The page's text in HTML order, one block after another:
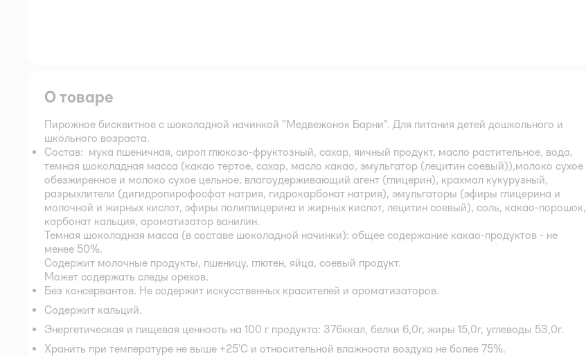
О товаре
Пирожное бисквитное с шоколадной начинкой "Медвежонок Барни". Для питания детей дошкольного и
школьного возраста.
Cостав: мука пшеничная, сироп глюкозо-фруктозный, сахар, яичный продукт, масло растительное, вода,
темная шоколадная масса (какао тертое, сахар, масло какао, эмульгатор (лецитин соевый)),молоко сухое
обезжиренное и молоко сухое цельное, влагоудерживающий агент (глицерин), крахмал кукурузный,
разрыхлители (дигидропирофосфат натрия, гидрокарбонат натрия), эмульгаторы (эфиры глицерина и
молочной и жирных кислот, эфиры полиглицерина и жирных кислот, лецитин соевый), соль, какао-порошок,
карбонат кальция, ароматизатор ванилин.
Темная шоколадная масса (в составе шоколадной начинки): общее содержание какао-продуктов - не
менее 50%.
Содержит молочные продукты, пшеницу, глютен, яйца, соевый продукт.
Может содержать следы орехов.
Без консервантов. Не содержит искусственных красителей и ароматизаторов.
Содержит кальций.
Энергетическая и пищевая ценность на 100 г продукта: 376ккал, белки 6,0г, жиры 15,0г, углеводы 53,0г.
Хранить при температуре не выше +25'C и относительной влажности воздуха не более 75%.